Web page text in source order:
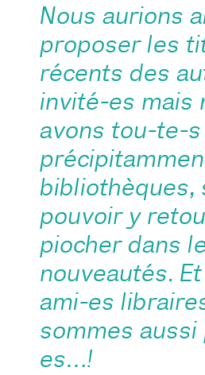
Nous aurions
proposer les
récents des
invité-es mais
avons tou-te-
bibliothèques,
pouvoir y
piocher dans
nouveautés.
ami-es
sommes
es…!